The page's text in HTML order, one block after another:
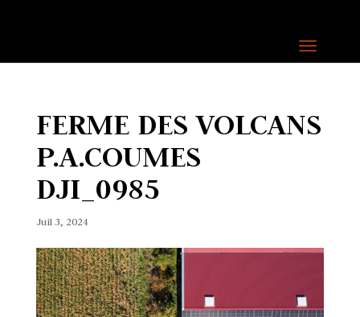
FERME DES VOLCANS
P.A.COUMES
DJI_0985
Juil 3, 2024